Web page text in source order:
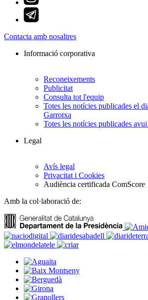
Contacta amb nosaltres
Informació corporativa
Reconeixements
Publicitat
Consulta tot l'equip
Totes les notícies publicades el
Garrotxa
Totes les notícies publicades
Legal
Avís legal
Privacitat i Cookies
Audiència certificada ComScore
Amb la col·laboració de: